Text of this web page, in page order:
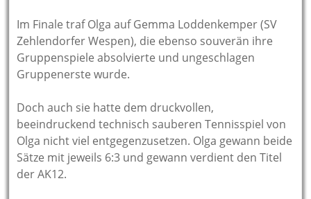
Im Finale traf Olga auf Gemma Loddenkemper (SV
Zehlendorfer Wespen), die ebenso souverän ihre
Gruppenspiele absolvierte und ungeschlagen
Gruppenerste wurde.
Doch auch sie hatte dem druckvollen,
beeindruckend technisch sauberen Tennisspiel von
Olga nicht viel entgegenzusetzen. Olga gewann beide
Sätze mit jeweils 6:3 und gewann verdient den Titel
der AK12.